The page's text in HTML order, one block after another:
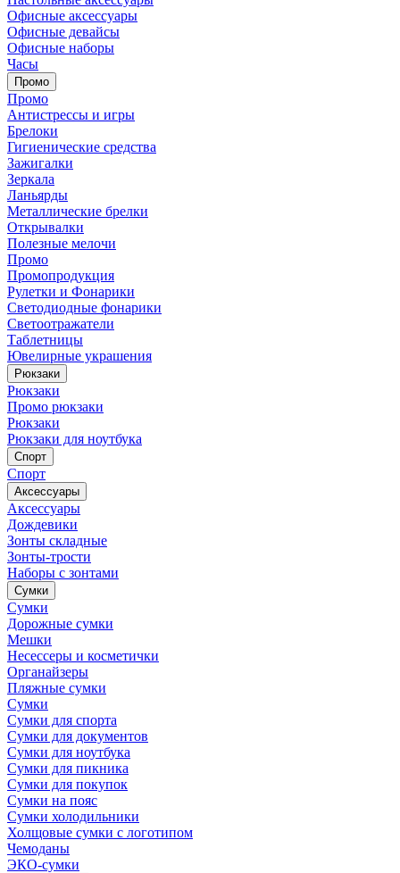
Офисные аксессуары
Офисные девайсы
Офисные наборы
Часы
Промо
Промо
Антистрессы и игры
Брелоки
Гигиенические средства
Зажигалки
Зеркала
Ланьярды
Металлические брелки
Открывалки
Полезные мелочи
Промо
Промопродукция
Рулетки и Фонарики
Светодиодные фонарики
Светоотражатели
Таблетницы
Ювелирные украшения
Рюкзаки
Рюкзаки
Промо рюкзаки
Рюкзаки
Рюкзаки для ноутбука
Спорт
Спорт
Аксессуары
Аксессуары
Дождевики
Зонты складные
Зонты-трости
Наборы с зонтами
Сумки
Сумки
Дорожные сумки
Мешки
Несессеры и косметички
Органайзеры
Пляжные сумки
Сумки
Сумки для спорта
Сумки для документов
Сумки для ноутбука
Сумки для пикника
Сумки для покупок
Сумки на пояс
Сумки холодильники
Холщовые сумки с логотипом
Чемоданы
ЭКО-сумки